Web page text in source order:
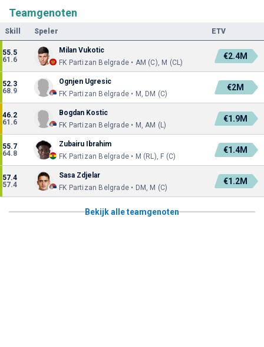
Teamgenoten
Skill Speler ETV
55.5
61.6
Milan Vukotic
FK Partizan Belgrade • AM (C), M (CL)
€2.4M
52.3
68.9
Ognjen Ugresic
FK Partizan Belgrade • M, DM (C)
€2M
46.2
61.6
Bogdan Kostic
FK Partizan Belgrade • M, AM (L)
€1.9M
55.7
64.8
Zubairu Ibrahim
FK Partizan Belgrade • M (RL), F (C)
€1.4M
57.4
57.4
Sasa Zdjelar
FK Partizan Belgrade • DM, M (C)
€1.2M
Bekijk alle teamgenoten